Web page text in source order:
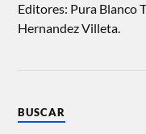
Editores: Pura Blanco
Hernandez Villeta.
BUSCAR